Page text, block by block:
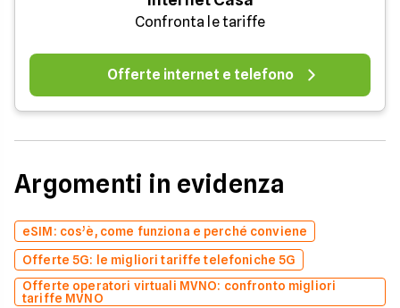
Confronta le tariffe
Offerte internet e telefono
Argomenti in evidenza
eSIM: cos’è, come funziona e perché conviene
Offerte 5G: le migliori tariffe telefoniche 5G
Offerte operatori virtuali MVNO: confronto migliori
tariffe MVNO